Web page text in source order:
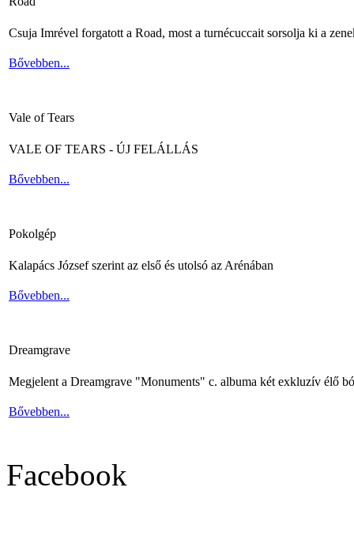
Csuja Imrével forgatott a Road, most a turnécuccait sorsolja ki a
Bővebben...
Vale of Tears
VALE OF TEARS - ÚJ FELÁLLÁS
Bővebben...
Pokolgép
Kalapács József szerint az első és utolsó az Arénában
Bővebben...
Dreamgrave
Megjelent a Dreamgrave "Monuments" c. albuma két exkluzív élő
Bővebben...
Facebook